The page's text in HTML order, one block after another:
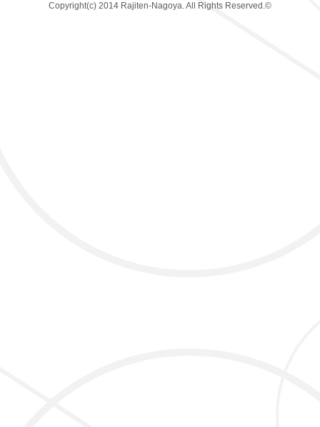
Copyright(c) 2014 Rajiten-Nagoya. All Rights Reserved.©